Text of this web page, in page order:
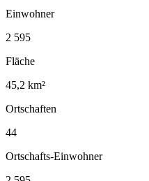
Einwohner
2 595
Fläche
45,2 km²
Ortschaften
44
Ortschafts-Einwohner